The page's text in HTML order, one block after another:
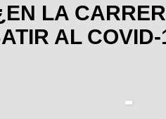
LA
AL